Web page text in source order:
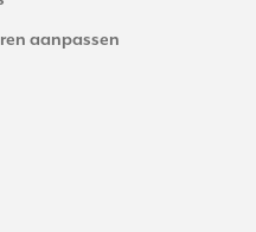
aanpassen